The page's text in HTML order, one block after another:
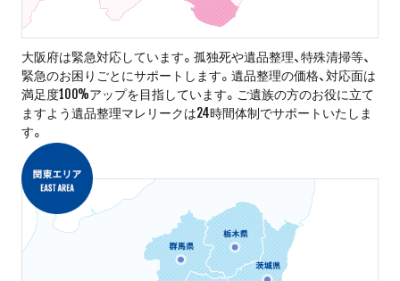
大阪府は緊急対応しています。孤独死や遺品整理、特殊清掃等、
緊急のお困りごとにサポートします。遺品整理の価格、対応面は
満足度100%アップを目指しています。ご遺族の方のお役に立て
ますよう遺品整理マレリークは24時間体制でサポートいたしま
す。